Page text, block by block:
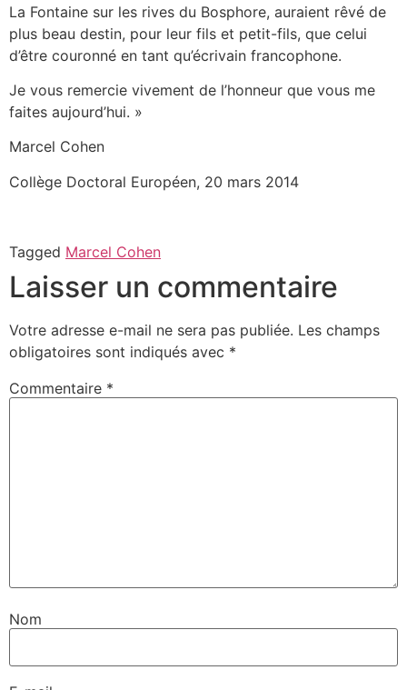
La Fontaine sur les rives du Bosphore, auraient rêvé de
plus beau destin, pour leur fils et petit-fils, que celui
d’être couronné en tant qu’écrivain francophone.
Je vous remercie vivement de l’honneur que vous me
faites aujourd’hui. »
Marcel Cohen
Collège Doctoral Européen, 20 mars 2014
Tagged Marcel Cohen
Laisser un commentaire
Votre adresse e-mail ne sera pas publiée. Les champs
obligatoires sont indiqués avec *
Commentaire *
Nom